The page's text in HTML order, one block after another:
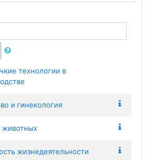
технологии в
и гинекология
животных
жизнедеятельности